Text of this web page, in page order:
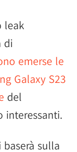
leak
di
emerse le
Galaxy S23
del
interessanti.
sulla